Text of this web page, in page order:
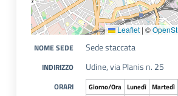
Leaflet | ©
NOME SEDE Sede staccata
INDIRIZZO Udine, via Planis n. 25
ORARI Giorno/Ora Lunedì Martedì